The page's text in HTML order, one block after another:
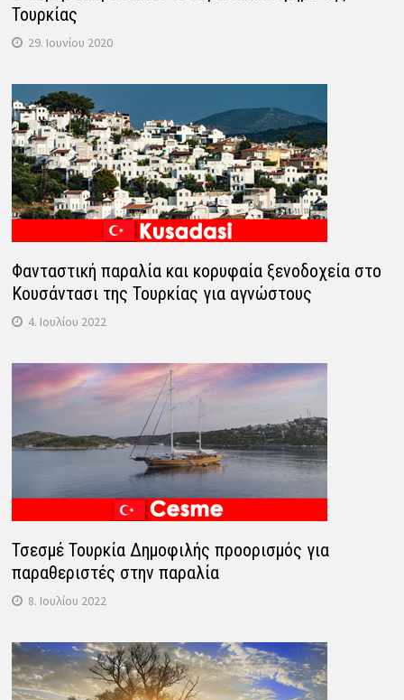
Τουρκίας
29. Ιουνίου 2020
Φανταστική παραλία και κορυφαία ξενοδοχεία στο
Κουσάντασι της Τουρκίας για αγνώστους
4. Ιουλίου 2022
Τσεσμέ Τουρκία Δημοφιλής προορισμός για
παραθεριστές στην παραλία
8. Ιουλίου 2022